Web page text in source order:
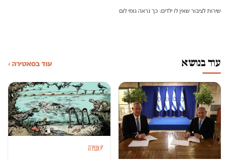
שירות לציבור שאין לו ילדים: כך נראה גומי לום
עוד בנושא עוד בסאטירה ›
סאטירה